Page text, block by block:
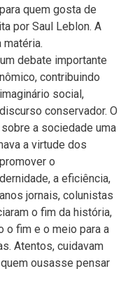
quem gosta de
por Saul Leblon. A
debate importante
contribuindo
social,
conservador. O
a sociedade uma
a virtude dos
o
a eficiência,
jornais, colunistas
o fim da história,
o fim e o meio para a
Atentos, cuidavam
ousasse pensar